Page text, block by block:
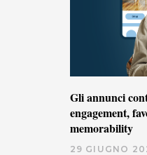
Gli annunci
engagement,
memorability
29 GIUGNO